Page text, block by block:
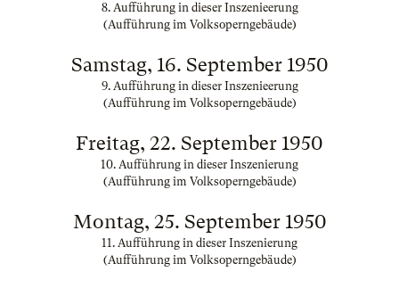
8. Aufführung in dieser Inszenieerung
(Aufführung im Volksoperngebäude)
Samstag, 16. September 1950
9. Aufführung in dieser Inszenieerung
(Aufführung im Volksoperngebäude)
Freitag, 22. September 1950
10. Aufführung in dieser Inszenierung
(Aufführung im Volksoperngebäude)
Montag, 25. September 1950
11. Aufführung in dieser Inszenierung
(Aufführung im Volksoperngebäude)